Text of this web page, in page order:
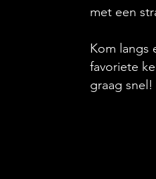
met een
Kom langs
favoriete
graag snel!